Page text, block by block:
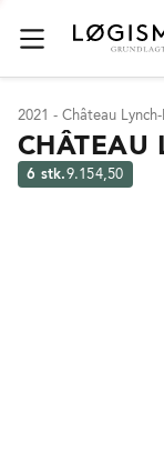
2021 - Château
CHÂTEAU
6 stk.9.154,50